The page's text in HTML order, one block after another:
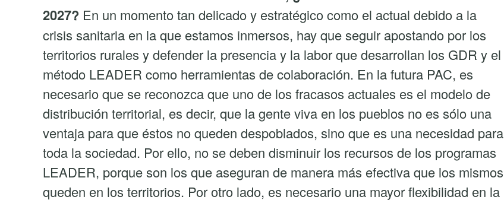
2027? En un momento tan delicado y estratégico como el actual debido a la
crisis sanitaria en la que estamos inmersos, hay que seguir apostando por los
territorios rurales y defender la presencia y la labor que desarrollan los GDR y el
método LEADER como herramientas de colaboración. En la futura PAC, es
necesario que se reconozca que uno de los fracasos actuales es el modelo de
distribución territorial, es decir, que la gente viva en los pueblos no es sólo una
ventaja para que éstos no queden despoblados, sino que es una necesidad para
toda la sociedad. Por ello, no se deben disminuir los recursos de los programas
LEADER, porque son los que aseguran de manera más efectiva que los mismos
queden en los territorios. Por otro lado, es necesario una mayor flexibilidad en la